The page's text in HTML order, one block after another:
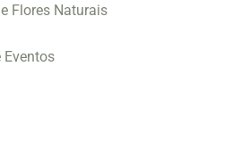
Flores Naturais
Eventos